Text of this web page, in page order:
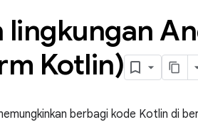
lingkungan
Kotlin)
berbagi kode Kotlin di